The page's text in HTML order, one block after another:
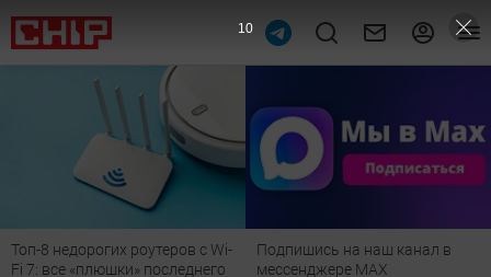
Топ-8 недорогих роутеров с Wi-
Fi 7: все «плюшки» последнего
Подпишись на наш канал в
мессенджере МАХ
9